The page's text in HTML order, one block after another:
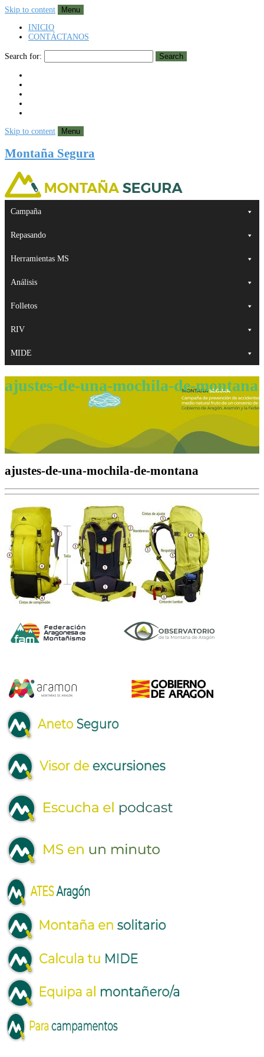
Skip to content
Menu
INICIO
CONTÁCTANOS
Search for: Search
Skip to content Menu
Montaña Segura
Campaña
Repasando
Herramientas MS
Análisis
Folletos
RIV
MIDE
ajustes-de-una-mochila-de-montana
ajustes-de-una-mochila-de-montana